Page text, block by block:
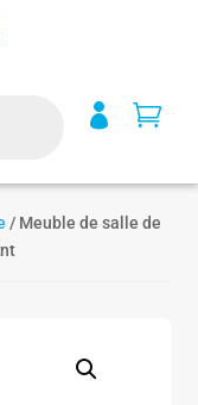
 
/ Meuble de salle de